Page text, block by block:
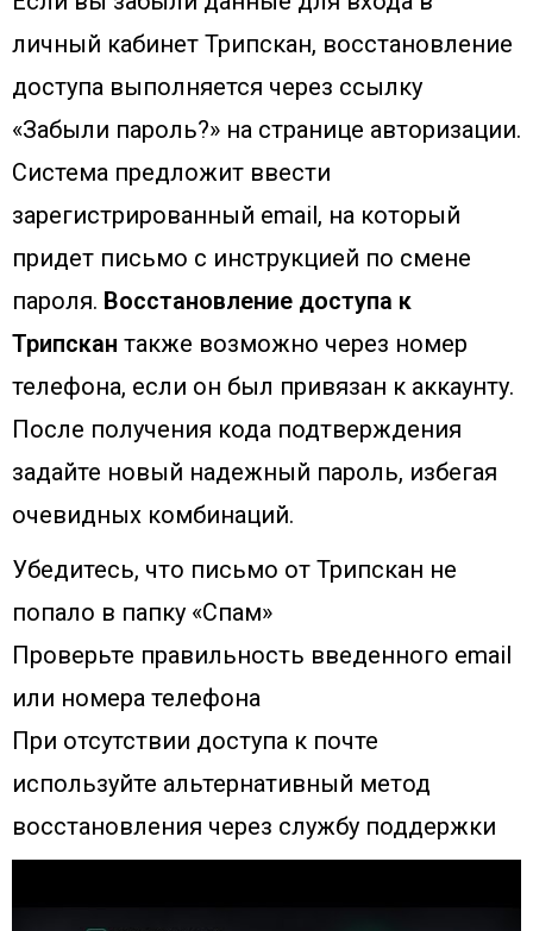
личный кабинет Трипскан, восстановление
доступа выполняется через ссылку
«Забыли пароль?» на странице авторизации.
Система предложит ввести
зарегистрированный email, на который
придет письмо с инструкцией по смене
пароля. Восстановление доступа к
Трипскан также возможно через номер
телефона, если он был привязан к аккаунту.
После получения кода подтверждения
задайте новый надежный пароль, избегая
очевидных комбинаций.
Убедитесь, что письмо от Трипскан не
попало в папку «Спам»
Проверьте правильность введенного email
или номера телефона
При отсутствии доступа к почте
используйте альтернативный метод
восстановления через службу поддержки